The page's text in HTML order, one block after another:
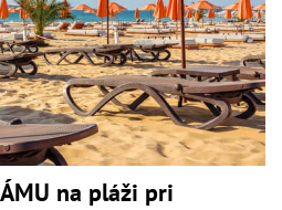
na pláži pri